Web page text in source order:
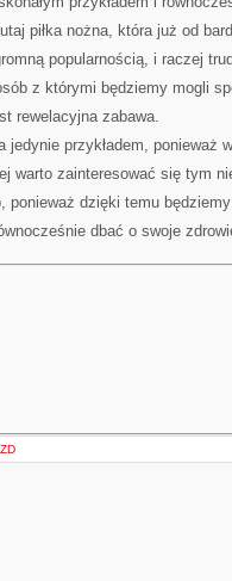
piłka nożna, która już od
popularnością, i raczej
z którymi będziemy mogli
rewelacyjna zabawa.
jedynie przykładem, ponieważ
warto zainteresować się tym
ponieważ dzięki temu
dbać o swoje